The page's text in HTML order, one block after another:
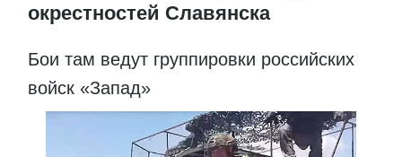
окрестностей Славянска
Бои там ведут группировки российских
войск «Запад»